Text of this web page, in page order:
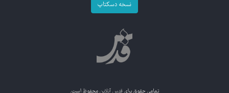
نسخه دسکتاپ
تمامی حقوق برای قدس آنلاین محفوظ است.